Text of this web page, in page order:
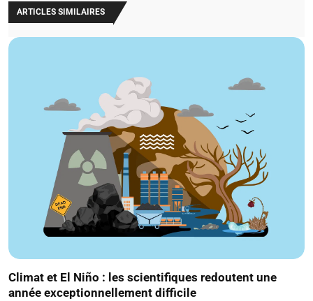
ARTICLES SIMILAIRES
Climat et El Niño : les scientifiques redoutent une
année exceptionnellement difficile